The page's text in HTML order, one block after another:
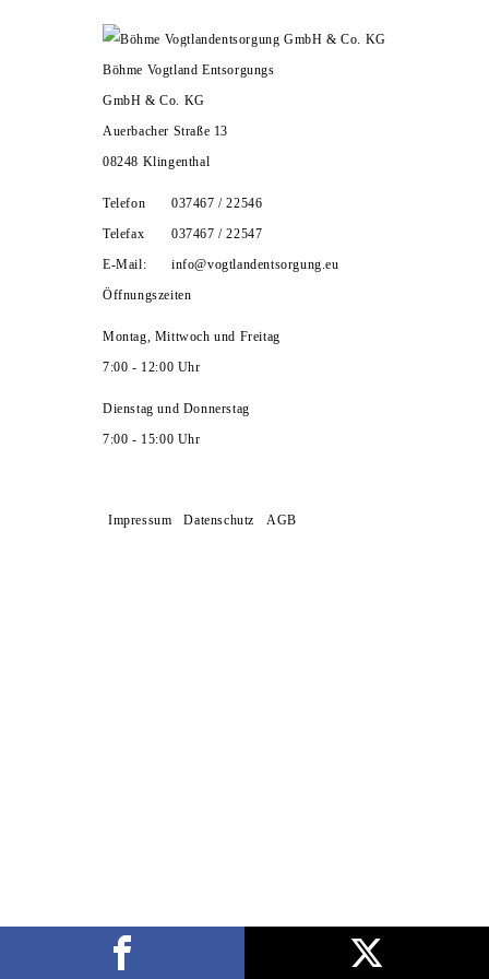
UNTERNEHMEN ZERTIFIKATE
Böhme Vogtland Entsorgungs
GmbH & Co. KG
Auerbacher Straße 13
08248 Klingenthal
Telefon
037467 / 22546
Telefax
037467 / 22547
E-Mail:
info@vogtlandentsorgung.eu
Öffnungszeiten
Montag, Mittwoch und Freitag
7:00 - 12:00 Uhr
Dienstag und Donnerstag
7:00 - 15:00 Uhr
Impressum Datenschutz AGB